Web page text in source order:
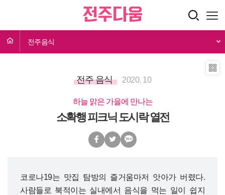
전주음식
전주 음식 2020. 10
하늘 맑은 가을에 만나는
소확행 피크닉 도시락 열전
코로나19는 맛집 탐방의 즐거움마저 앗아가 버렸다.
사람들로 북적이는 실내에서 음식을 먹는 일이 쉽지